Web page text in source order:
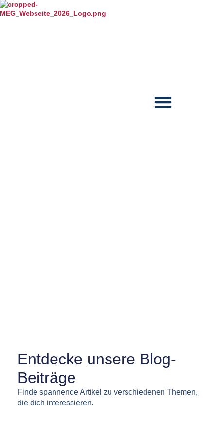
Entdecke unsere Blog-
Beiträge
Finde spannende Artikel zu verschiedenen Themen,
die dich interessieren.